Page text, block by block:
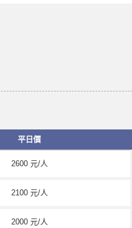
平日價
2600 元/人
2100 元/人
2000 元/人